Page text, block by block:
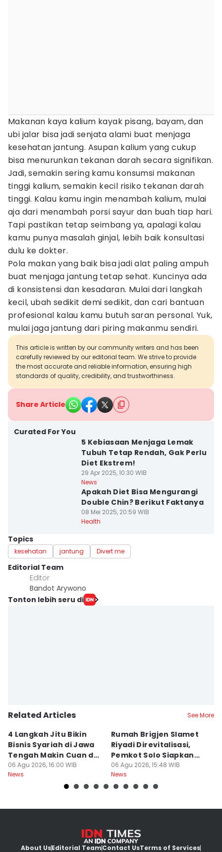
Makanan kaya kalium kayak pisang, bayam, dan
ubi jalar bisa jadi senjata alami buat menjaga
kesehatan jantung. Asupan kalium yang cukup
bisa menurunkan tekanan darah secara signifikan.
Jadi, semakin sering kamu konsumsi makanan
tinggi kalium, semakin kecil risiko tekanan darah
tinggi. Kalau kamu ingin menambah kalium, mulai
aja dari menambah porsi sayur dan buah tiap hari.
Tapi pastikan tetap seimbang ya, apalagi kalau
kamu punya masalah ginjal, lebih baik konsultasi
dulu ke dokter.
Pola makan yang baik bisa jadi alat paling ampuh
buat menjaga jantung tetap sehat. Kuncinya ada
di konsistensi dan kesadaran. Mulai dari langkah
kecil, ubah sedikit demi sedikit, dan cari bantuan
profesional kalau kamu butuh saran personal. Yuk,
mulai jaga jantung dari piring makanmu sendiri.
This article is written by our community writers and has been
carefully reviewed by our editorial team. We strive to provide
the most accurate and reliable information, ensuring high
standards of quality, credibility, and trustworthiness.
Share Article
Curated For You
5 Kebiasaan Menjaga Lemak
Tubuh Tetap Rendah, Gak Perlu
Diet Ekstrem!
29 Apr 2025, 10:30 WIB
News
Apakah Diet Bisa Mengurangi
Double Chin? Berikut Faktanya
08 Mei 2025, 20:59 WIB
Health
Topics
kesehatan jantung Divert me
Editorial Team
Editor
Bandot Arywono
Tonton lebih seru di
Related Articles See More
4 Langkah Jitu Bikin
Bisnis Syariah di Jawa
Tengah Makin Cuan dan
Berkah
06 Agu 2026, 16:00 WIB
News
Rumah Brigjen Slamet
Riyadi Direvitalisasi,
Pemkot Solo Siapkan
Museum Sejarah
06 Agu 2026, 15:48 WIB
News
About UsEditorial TeamContact UsTerms of Services